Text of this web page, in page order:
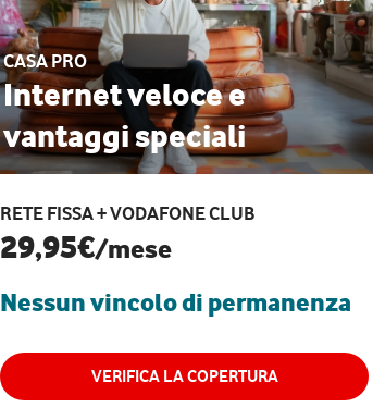
CASA PRO
Internet veloce e
vantaggi speciali
RETE FISSA + VODAFONE CLUB
29,95€/mese
Nessun vincolo di permanenza
VERIFICA LA COPERTURA